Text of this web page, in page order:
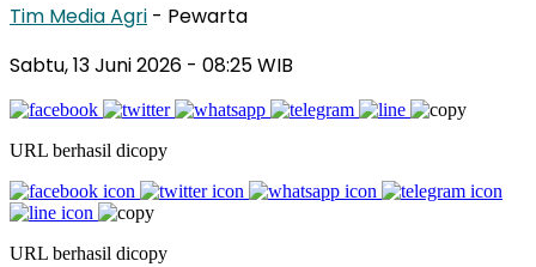
Tim Media Agri - Pewarta
Sabtu, 13 Juni 2026 - 08:25 WIB
URL berhasil dicopy
URL berhasil dicopy